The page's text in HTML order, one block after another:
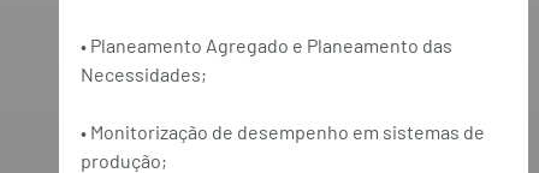
• Planeamento Agregado e Planeamento das
Necessidades;
• Monitorização de desempenho em sistemas de
produção;